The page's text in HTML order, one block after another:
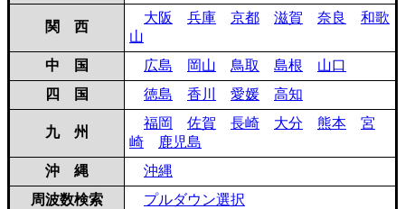
関 西
大阪 兵庫 京都 滋賀 奈良
和歌
山
中 国
広島 岡山 鳥取 島根
山口
四 国
徳島 香川 愛媛 高知
九 州
福岡 佐賀 長崎 大分 熊本
宮
崎
鹿児島
沖 縄
沖縄
周波数検索
プルダウン選択